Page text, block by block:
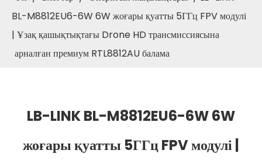
BL-M8812EU6-6W 6W жоғары қуатты 5ГГц FPV модулі
| Ұзақ қашықтықтағы Drone HD трансмиссиясына
арналған премиум RTL8812AU балама
LB-LINK BL-M8812EU6-6W 6W
жоғары қуатты 5ГГц FPV модулі |